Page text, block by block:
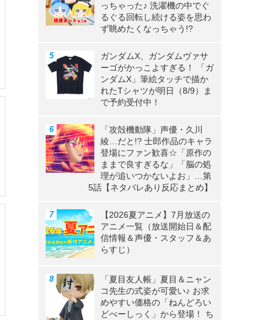
っちゃった♪ 洗濯機の中でぐ
るぐる回転し続ける姿を思わ
ず眺めたくなっちゃう!?
ガンダムX、ガンダムヴァサ
ーゴがかっこよすぎる！ 「ガ
ンダムX」筆絵タッチで描か
れたTシャツが明日（8/9）ま
で予約受付中！
「攻殻機動隊」声優・久川
綾…だと!? 士郎作品のキャラ
登場にファン歓喜☆「原作の
ままで良すぎるな」「脳の処
理が追いつかないよお」…第
5話【ネタバレあり反応まとめ】
【2026夏アニメ】7月放送の
アニメ一覧（放送開始日＆配
信情報＆声優・スタッフ＆あ
らすじ）
「夏目友人帳」夏目＆ニャン
コ先生の式姿が可愛い♪ お求
めやすい価格の「ねんどろい
どべーしっく」から登場！ ち